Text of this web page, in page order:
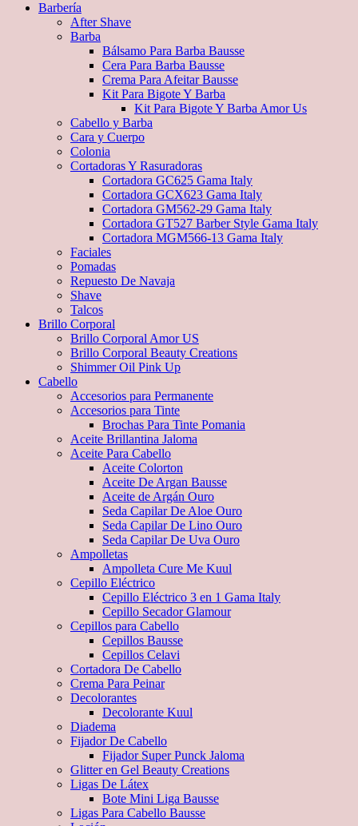
Barbería
After Shave
Barba
Bálsamo Para Barba Bausse
Cera Para Barba Bausse
Crema Para Afeitar Bausse
Kit Para Bigote Y Barba
Kit Para Bigote Y Barba Amor Us
Cabello y Barba
Cara y Cuerpo
Colonia
Cortadoras Y Rasuradoras
Cortadora GC625 Gama Italy
Cortadora GCX623 Gama Italy
Cortadora GM562-29 Gama Italy
Cortadora GT527 Barber Style Gama Italy
Cortadora MGM566-13 Gama Italy
Faciales
Pomadas
Repuesto De Navaja
Shave
Talcos
Brillo Corporal
Brillo Corporal Amor US
Brillo Corporal Beauty Creations
Shimmer Oil Pink Up
Cabello
Accesorios para Permanente
Accesorios para Tinte
Brochas Para Tinte Pomania
Aceite Brillantina Jaloma
Aceite Para Cabello
Aceite Colorton
Aceite De Argan Bausse
Aceite de Argán Ouro
Seda Capilar De Aloe Ouro
Seda Capilar De Lino Ouro
Seda Capilar De Uva Ouro
Ampolletas
Ampolleta Cure Me Kuul
Cepillo Eléctrico
Cepillo Eléctrico 3 en 1 Gama Italy
Cepillo Secador Glamour
Cepillos para Cabello
Cepillos Bausse
Cepillos Celavi
Cortadora De Cabello
Crema Para Peinar
Decolorantes
Decolorante Kuul
Diadema
Fijador De Cabello
Fijador Super Punck Jaloma
Glitter en Gel Beauty Creations
Ligas De Látex
Bote Mini Liga Bausse
Ligas Para Cabello Bausse